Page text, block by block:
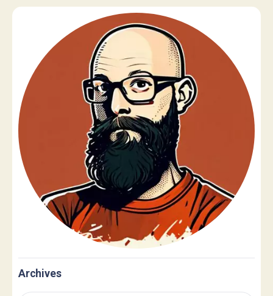
Archives